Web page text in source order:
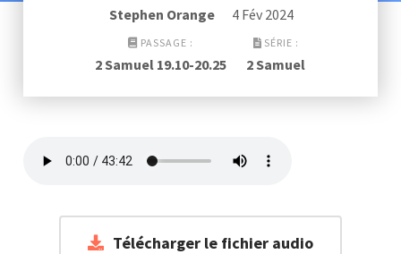
Stephen Orange 4 Fév 2024
PASSAGE :
2 Samuel 19.10-20.25
SÉRIE :
2 Samuel
Télécharger le fichier audio